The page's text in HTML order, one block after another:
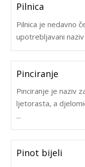
Pilnica
Pilnica je nedavno
upotrebljavani
Pinciranje
Pinciranje je naziv
ljetorasta, a
...
Pinot bijeli